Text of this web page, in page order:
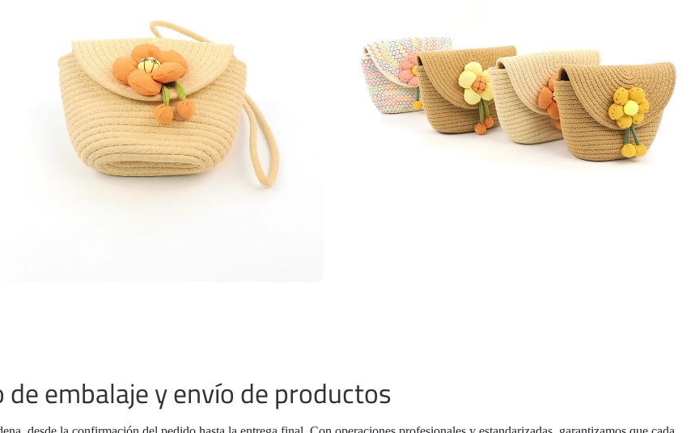
de embalaje y envío de productos